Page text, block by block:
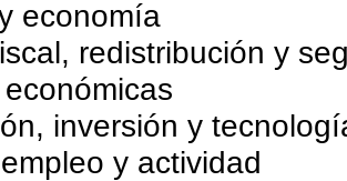
economía
redistribución y
inversión y
y actividad